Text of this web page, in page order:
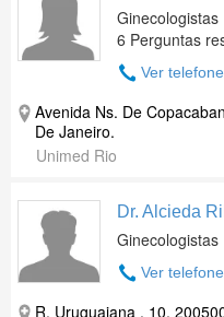
Ginecologistas
6 Perguntas
Ver telefone
Avenida Ns. De
De Janeiro.
Unimed Rio
Dr. Alcieda
Ginecologistas
Ver telefone
R. Uruguaiana , 10,